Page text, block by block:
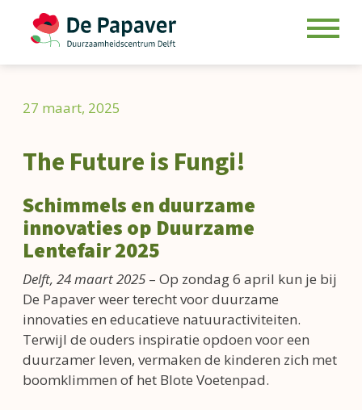
content27 maart, 2025
The Future is Fungi!
Schimmels en duurzame
innovaties op Duurzame
Lentefair 2025
Delft, 24 maart 2025 – Op zondag 6 april kun je bij
De Papaver weer terecht voor duurzame
innovaties en educatieve natuuractiviteiten.
Terwijl de ouders inspiratie opdoen voor een
duurzamer leven, vermaken de kinderen zich met
boomklimmen of het Blote Voetenpad.